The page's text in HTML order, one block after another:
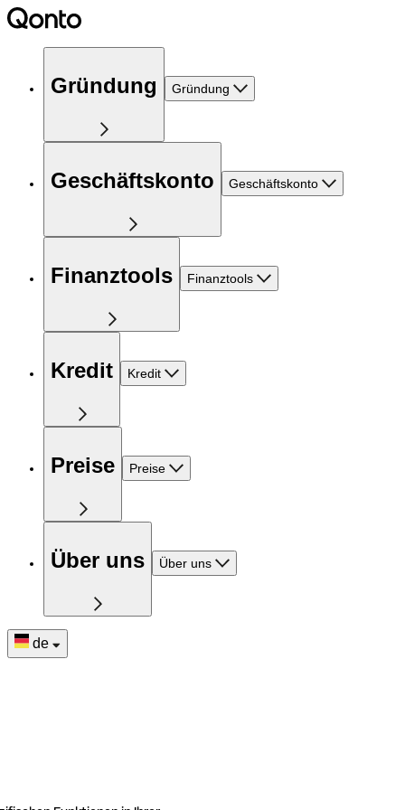
Gründung Gründung
Geschäftskonto Geschäftskonto
Finanztools Finanztools
Kredit Kredit
Preise Preise
Über uns Über uns
de